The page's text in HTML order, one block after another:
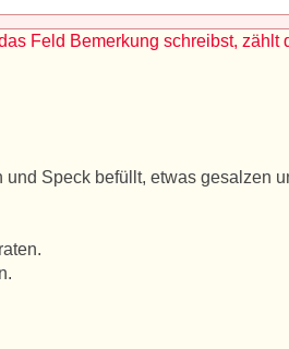
Feld Bemerkung schreibst, zählt
Speck befüllt, etwas gesalzen